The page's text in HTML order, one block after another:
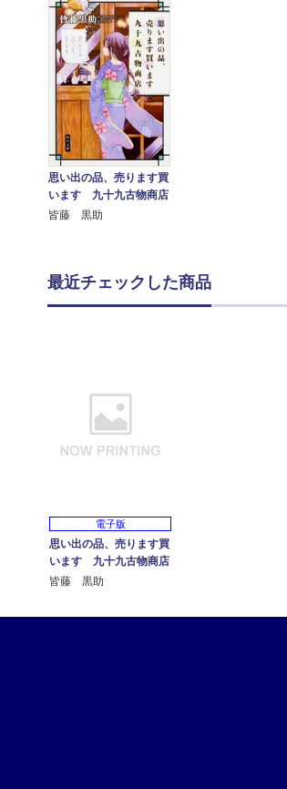
思い出の品、売ります買
います 九十九古物商店
皆藤 黒助
最近チェックした商品
電子版
思い出の品、売ります買
います 九十九古物商店
皆藤 黒助